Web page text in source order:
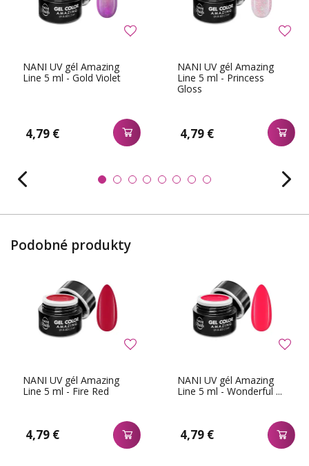
NANI UV gél Amazing
Line 5 ml - Gold Violet
4,79 €
NANI UV gél Amazing
Line 5 ml - Princess
Gloss
4,79 €
Podobné produkty
NANI UV gél Amazing
Line 5 ml - Fire Red
4,79 €
NANI UV gél Amazing
Line 5 ml - Wonderful ...
4,79 €